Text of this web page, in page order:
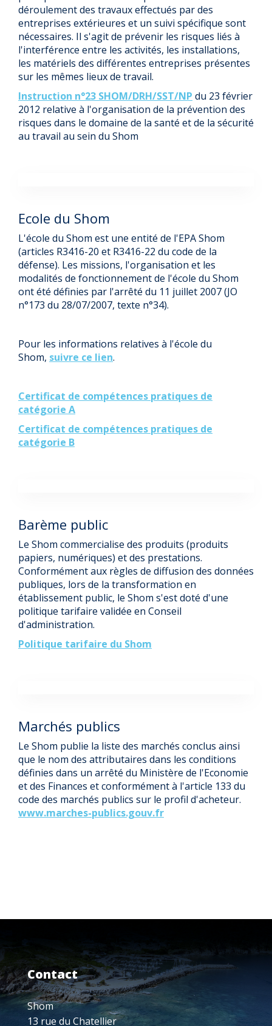
déroulement des travaux effectués par des
entreprises extérieures et un suivi spécifique sont
nécessaires. Il s'agit de prévenir les risques liés à
l'interférence entre les activités, les installations,
les matériels des différentes entreprises présentes
sur les mêmes lieux de travail.
Instruction n°23 SHOM/DRH/SST/NP du 23 février
2012 relative à l'organisation de la prévention des
risques dans le domaine de la santé et de la sécurité
au travail au sein du Shom
Ecole du Shom
L'école du Shom est une entité de l'EPA Shom
(articles R3416-20 et R3416-22 du code de la
défense). Les missions, l'organisation et les
modalités de fonctionnement de l'école du Shom
ont été définies par l'arrêté du 11 juillet 2007 (JO
n°173 du 28/07/2007, texte n°34).
Pour les informations relatives à l'école du
Shom, suivre ce lien.
Certificat de compétences pratiques de
catégorie A
Certificat de compétences pratiques de
catégorie B
Barème public
Le Shom commercialise des produits (produits
papiers, numériques) et des prestations.
Conformément aux règles de diffusion des données
publiques, lors de la transformation en
établissement public, le Shom s'est doté d'une
politique tarifaire validée en Conseil
d'administration.
Politique tarifaire du Shom
Marchés publics
Le Shom publie la liste des marchés conclus ainsi
que le nom des attributaires dans les conditions
définies dans un arrêté du Ministère de l'Economie
et des Finances et conformément à l'article 133 du
code des marchés publics sur le profil d'acheteur.
www.marches-publics.gouv.fr
Contact
Shom
13 rue du Chatellier